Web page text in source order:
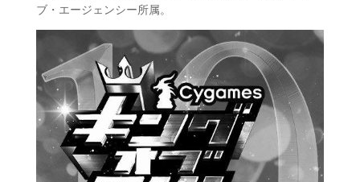
ブ・エージェンシー所属。